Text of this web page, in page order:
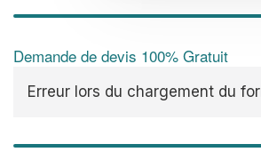
Demande de devis 100% Gratuit
Erreur lors du chargement du